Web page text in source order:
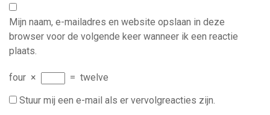
Mijn naam, e-mailadres en website opslaan in deze
browser voor de volgende keer wanneer ik een reactie
plaats.
four × = twelve
Stuur mij een e-mail als er vervolgreacties zijn.